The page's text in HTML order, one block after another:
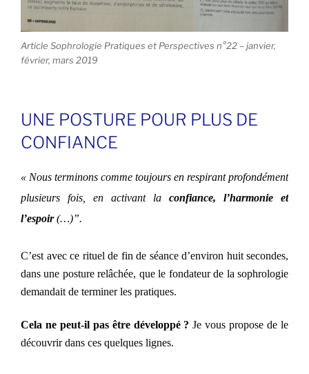
Article Sophrologie Pratiques et Perspectives n°22 – janvier,
février, mars 2019
UNE POSTURE POUR PLUS DE
CONFIANCE
« Nous terminons comme toujours en respirant profondément
plusieurs fois, en activant la confiance, l’harmonie et
l’espoir (…)”.
C’est avec ce rituel de fin de séance d’environ huit secondes,
dans une posture relâchée, que le fondateur de la sophrologie
demandait de terminer les pratiques.
Cela ne peut-il pas être développé ? Je vous propose de le
découvrir dans ces quelques lignes.